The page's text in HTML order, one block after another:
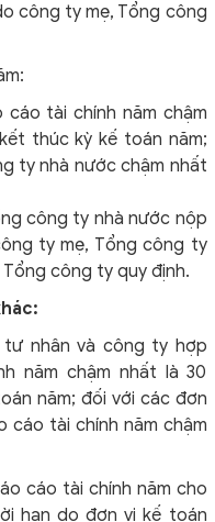
công ty mẹ, Tổng công
tài chính năm chậm
thúc kỳ kế toán năm;
ty nhà nước chậm nhất
công ty nhà nước nộp
ty mẹ, Tổng công ty
công ty quy định.
nhân và công ty hợp
năm chậm nhất là 30
năm; đối với các đơn
cáo tài chính năm chậm
cáo tài chính năm cho
hạn do đơn vị kế toán